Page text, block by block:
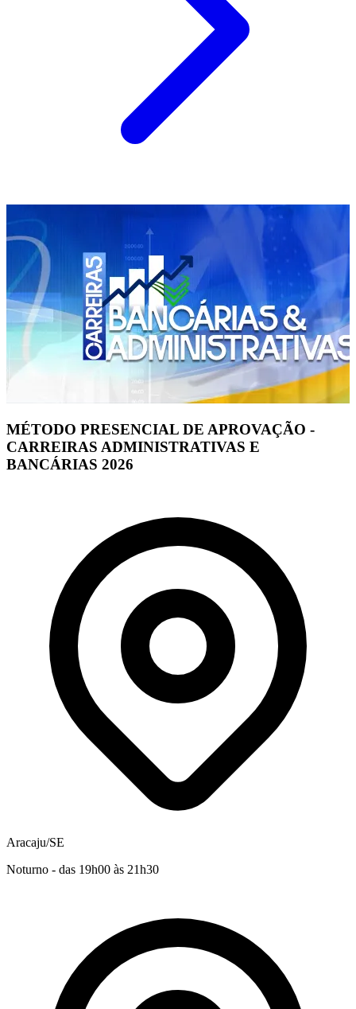
MÉTODO PRESENCIAL DE APROVAÇÃO -
CARREIRAS ADMINISTRATIVAS E
BANCÁRIAS 2026
Aracaju/SE
Noturno - das 19h00 às 21h30